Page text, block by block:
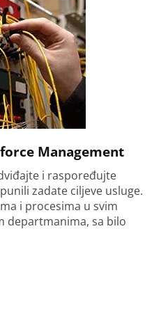
Management
i raspoređujte
zadate ciljeve usluge.
i procesima u svim
departmanima, sa bilo